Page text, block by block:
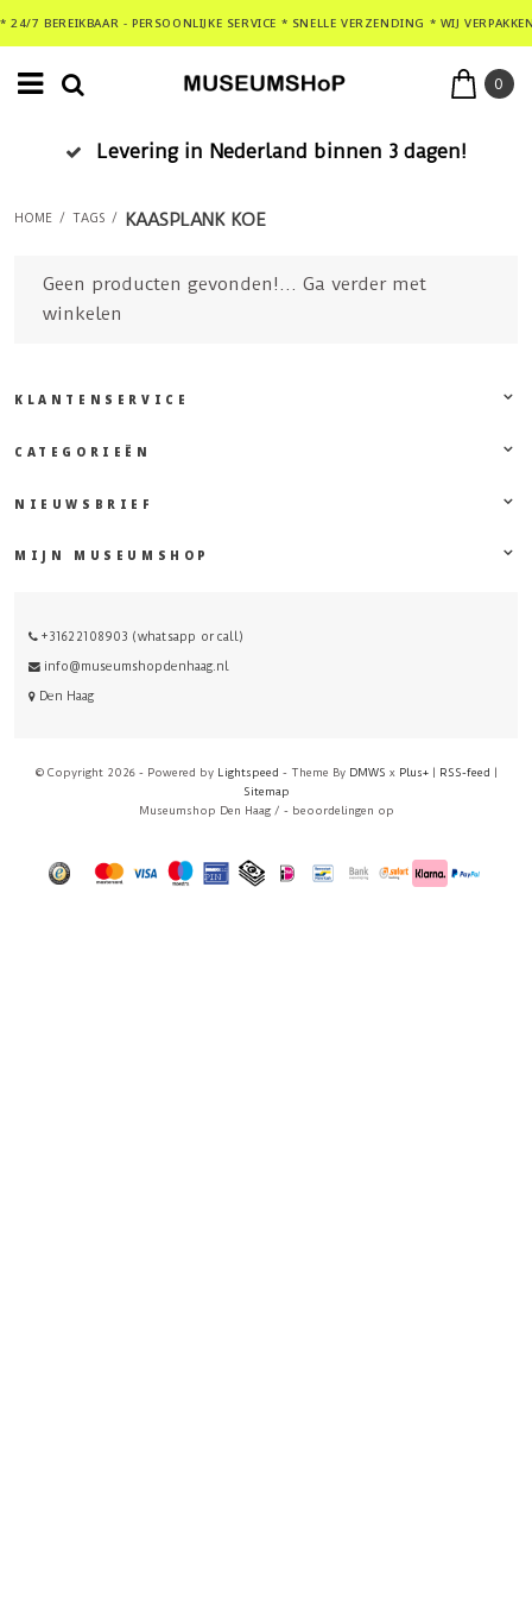
* 24/7 BEREIKBAAR - PERSOONLIJKE SERVICE * SNELLE VERZENDING * WIJ
0
Levering in Nederland binnen 3 dagen!
HOME / TAGS / KAASPLANK KOE
Geen producten gevonden!... Ga verder met
winkelen
KLANTENSERVICE
CATEGORIEËN
NIEUWSBRIEF
MIJN MUSEUMSHOP
+31622108903 (whatsapp or call)
info@museumshopdenhaag.nl
Den Haag
© Copyright 2026 - Powered by Lightspeed - Theme By DMWS x Plus+| RSS-feed |
Sitemap
Museumshop Den Haag / - beoordelingen op